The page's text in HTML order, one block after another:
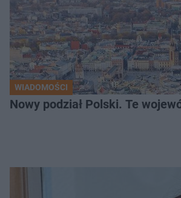
WIADOMOŚCI
Nowy podział Polski. Te